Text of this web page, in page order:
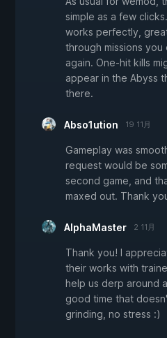
simple as a few
works perfectly,
through missions
again. One-hit kills
appear in the Abyss
there.
Abso1ution 19 11月
Gameplay was
request would be
second game, and
maxed out. Thank
AlphaMaster 2 11月
Thank you! I
their works with
help us derp around
good time that
grinding, no stress :)